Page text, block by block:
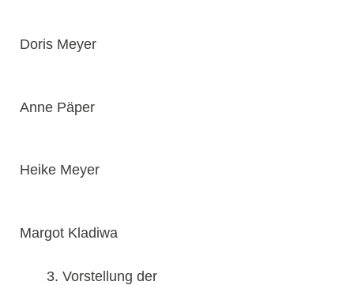
Doris Meyer
Anne Päper
Heike Meyer
Margot Kladiwa
Vorstellung der